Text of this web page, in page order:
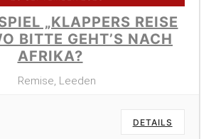
„KLAPPERS REISE
BITTE GEHT’S NACH
AFRIKA?
Remise, Leeden
DETAILS